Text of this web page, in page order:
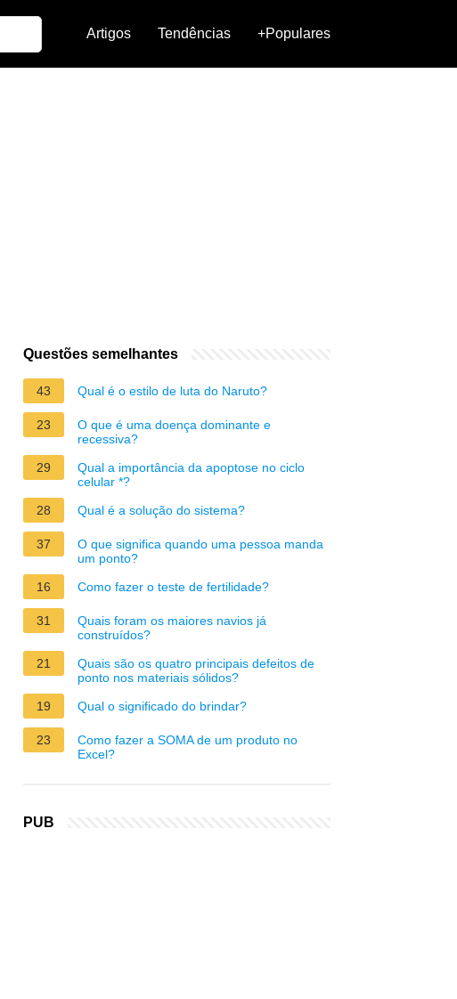
Artigos Tendências +Populares
Questões semelhantes
43 Qual é o estilo de luta do Naruto?
23
O que é uma doença dominante e
recessiva?
29
Qual a importância da apoptose no ciclo
celular *?
28
Qual é a solução do sistema?
37
O que significa quando uma pessoa manda
um ponto?
16
Como fazer o teste de fertilidade?
31
Quais foram os maiores navios já
construídos?
21
Quais são os quatro principais defeitos de
ponto nos materiais sólidos?
19
Qual o significado do brindar?
23
Como fazer a SOMA de um produto no
Excel?
PUB